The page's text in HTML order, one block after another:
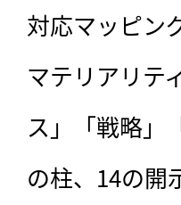
対応マッピン
マテリアリテ
ス」「戦略」
の柱、14の開